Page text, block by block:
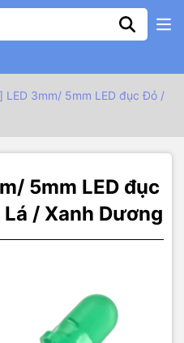
LED 3mm/ 5mm LED đục Đỏ /
5mm LED đục
/ Xanh Dương